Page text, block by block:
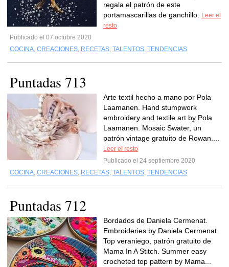
regala el patrón de este
portamascarillas de ganchillo.
Leer el
resto
Publicado el 07 octubre 2020
COCINA, CREACIONES, RECETAS, TALENTOS, TENDENCIAS
Puntadas 713
Arte textil hecho a mano por Pola
Laamanen. Hand stumpwork
embroidery and textile art by Pola
Laamanen. Mosaic Swater, un
patrón vintage gratuito de Rowan....
Leer el resto
Publicado el 24 septiembre 2020
COCINA, CREACIONES, RECETAS, TALENTOS, TENDENCIAS
Puntadas 712
Bordados de Daniela Cermenat.
Embroideries by Daniela Cermenat.
Top veraniego, patrón gratuito de
Mama In A Stitch. Summer easy
crocheted top pattern by Mama...